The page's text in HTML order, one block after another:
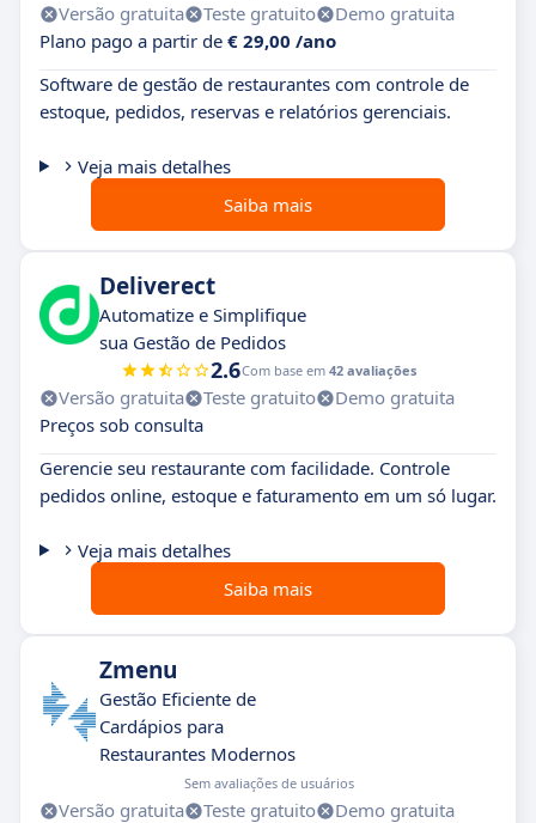
Versão gratuita Teste gratuito
Demo gratuita
Plano pago a partir de € 29,00 /ano
Software de gestão de restaurantes com controle de
estoque, pedidos, reservas e relatórios gerenciais.
Veja mais detalhes
Saiba mais
Deliverect
Automatize e Simplifique
sua Gestão de Pedidos
2.6Com base em 42 avaliações
Versão gratuita Teste gratuito
Demo gratuita
Preços sob consulta
Gerencie seu restaurante com facilidade. Controle
pedidos online, estoque e faturamento em um só lugar.
Veja mais detalhes
Saiba mais
Zmenu
Gestão Eficiente de
Cardápios para
Restaurantes Modernos
Sem avaliações de usuários
Versão gratuita Teste gratuito
Demo gratuita